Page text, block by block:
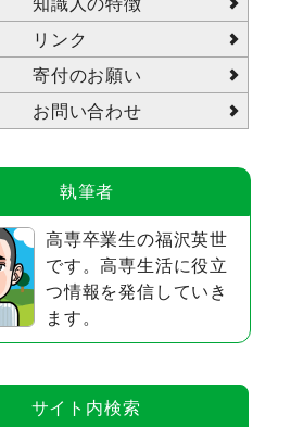
知識人の特徴
リンク
寄付のお願い
お問い合わせ
執筆者
高専卒業生の福沢英世
です。高専生活に役立
つ情報を発信していき
ます。
サイト内検索